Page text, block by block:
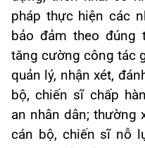
pháp thực hiện các
bảo đảm theo đúng
tăng cường công tác
quản lý, nhận xét,
bộ, chiến sĩ chấp
an nhân dân; thường
cán bộ, chiến sĩ nỗ